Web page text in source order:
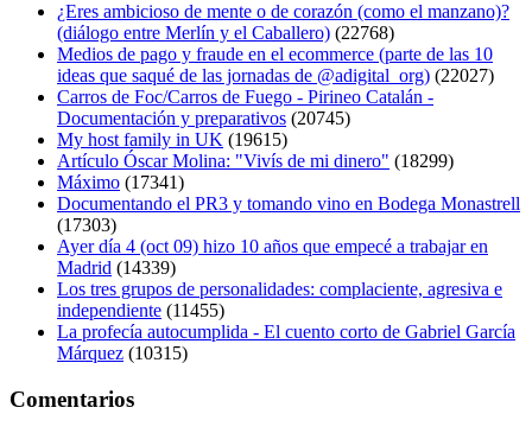
¿Eres ambicioso de mente o de corazón (como el manzano)?
(diálogo entre Merlín y el Caballero) (22768)
Medios de pago y fraude en el ecommerce (parte de las 10
ideas que saqué de las jornadas de @adigital_org) (22027)
Carros de Foc/Carros de Fuego - Pirineo Catalán -
Documentación y preparativos (20745)
My host family in UK (19615)
Artículo Óscar Molina: "Vivís de mi dinero" (18299)
Máximo (17341)
Documentando el PR3 y tomando vino en Bodega Monastrell
(17303)
Ayer día 4 (oct 09) hizo 10 años que empecé a trabajar en
Madrid (14339)
Los tres grupos de personalidades: complaciente, agresiva e
independiente (11455)
La profecía autocumplida - El cuento corto de Gabriel García
Márquez (10315)
Comentarios